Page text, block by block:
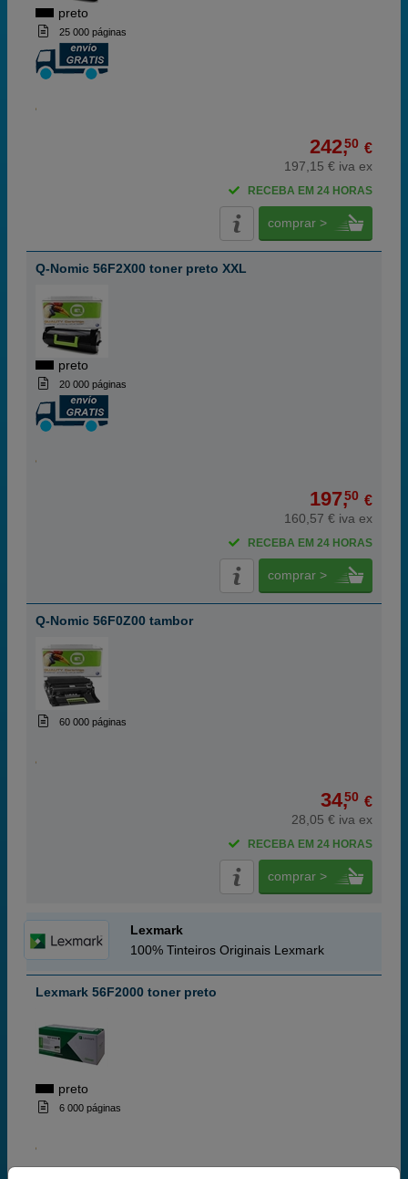
preto
25 000 páginas
242,50 €
197,15 € iva ex
RECEBA EM 24 HORAS
comprar >
Q-Nomic 56F2X00 toner preto XXL
preto
20 000 páginas
197,50 €
160,57 € iva ex
RECEBA EM 24 HORAS
comprar >
Q-Nomic 56F0Z00 tambor
60 000 páginas
34,50 €
28,05 € iva ex
RECEBA EM 24 HORAS
comprar >
Lexmark
100% Tinteiros Originais Lexmark
Lexmark 56F2000 toner preto
preto
6 000 páginas